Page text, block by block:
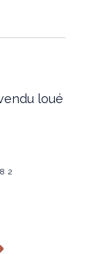
loué